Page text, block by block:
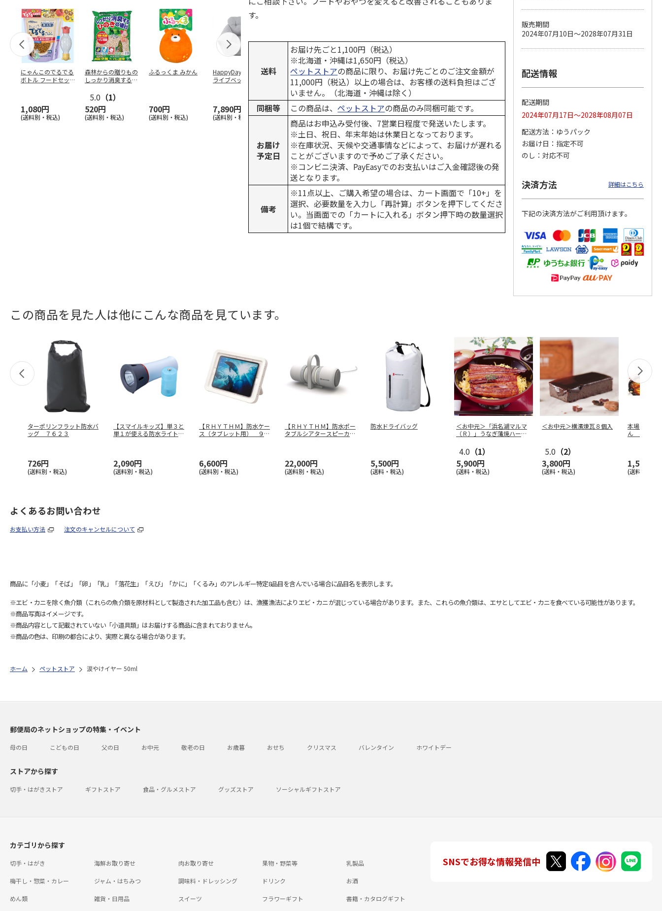
にゃんこのでるでる
ボトル フードセッ
1,080円
(送料別・税込)
森林からの贈りもの
しっかり消臭するひ
5.0 （1）
520円
(送料別・税込)
ふるっくま みかん
700円
(送料別・税込)
HappyDays 2wayド
ライブベッド グレ
7,890円
(送料別・税込)
獣医師開発 ニオイ
をとる砂専用 猫ト
イレ ナチュラルグ
1,550円
(送料別・税込)
デオトイレ 飛び散
らない消臭・抗菌サ
ンド 4L
1,320円
(送料別・税込)
無添加良品 カムカ
ムデンタルコーン
ぐるぐるボーン型 S
…
470円
(送料別・税込)
銀のスプーン パウ
チ 健康に育つ子ね
こ用 まぐろ・かつ
120円
(送料別・税込)
ペット線香 虹のか
なた フルーティフ
ローラルの香り
590円
(送料別・税込)
100円
(送料別・税込)
す。
送料
お届け先ごと1,100円（税込）
※北海道・沖縄は1,650円（税込）
ペットストアの商品に限り、お届け先ごとのご注文金額が
11,000円（税込）以上の場合は、お客様の送料負担はござ
いません。（北海道・沖縄は除く）
同梱等
この商品は、ペットストアの商品のみ同梱可能です。
お届け
予定日
商品はお申込み受付後、7営業日程度で発送いたします。
※土日、祝日、年末年始は休業日となっております。
※在庫状況、天候や交通事情などによって、お届けが遅れる
ことがございますので予めご了承ください。
※コンビニ決済、PayEasyでのお支払いはご入金確認後の発
送となります。
備考
※11点以上、ご購入希望の場合は、カート画面で「10+」を
選択、必要数量を入力し「再計算」ボタンを押下してくださ
い。当画面での「カートに入れる」ボタン押下時の数量選択
は1個で結構です。
販売期間
2024年07月10日～2028年07月31日
配送情報
配送期間
2024年07月17日～2028年08月07日
配送方法
ゆうパック
お届け日
指定不可
のし
対応不可
決済方法 詳細はこちら
下記の決済方法がご利用頂けます。
この商品を見た人は他にこんな商品を見ています。
ターポリンフラット防水バ
ッグ ７６２３
726円
(送料別・税込)
【スマイルキッズ】単３と
単１が使える防水ライト
2,090円
(送料別・税込)
【ＲＨＹＴＨＭ】防水ケー
ス（タブレット用） ９Ｙ
6,600円
(送料別・税込)
【ＲＨＹＴＨＭ】防水ポー
タブルシアタースピーカ
22,000円
(送料別・税込)
防水ドライバッグ
5,500円
(送料・税込)
＜お中元＞「浜名湖マルマ
（Ｒ）」うなぎ蒲焼ハーフ
カット
4.0 （1）
5,900円
(送料・税込)
＜お中元＞横濱煉瓦８個入
5.0 （2）
3,800円
(送料・税込)
本場さぬき
ん ３食
1,500円
(送料・税込)
よくあるお問い合わせ
お支払い方法 注文のキャンセルについて
商品に「小麦」「そば」「卵」「乳」「落花生」「えび」「かに」「くるみ」のアレルギー特定8品目を含んでいる場合に品目名を表示します。
※エビ・カニを除く魚介類（これらの魚介類を原材料として製造された加工品も含む）は、漁獲漁法によりエビ・カニが混じっている場合があります。また、これらの魚介類は、エサとしてエビ・カニを食べている可能性があります。
※商品写真はイメージです。
※商品内容として記載されていない「小道具類」はお届けする商品に含まれておりません。
※商品の色は、印刷の都合により、実際と異なる場合があります。
ホーム ペットストア 涙やけイヤー 50ml
郵便局のネットショップの特集・イベント
母の日 こどもの日 父の日 お中元 敬老の日 お歳暮 おせち クリスマス バレンタイン ホワイトデー
ストアから探す
切手・はがきストア ギフトストア 食品・グルメストア グッズストア ソーシャルギフトストア
カテゴリから探す
切手・はがき 海鮮お取り寄せ 肉お取り寄せ 果物・野菜等 乳製品
梅干し・惣菜・カレー ジャム・はちみつ 調味料・ドレッシング ドリンク お酒
めん類 雑貨・日用品 スイーツ フラワーギフト 書籍・カタログギフト
SNSでお得な情報発信中